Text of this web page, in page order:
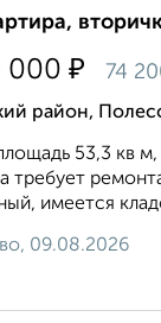
000 ₽ 74
район,
53,3 кв м,
требует
имеется
09.08.2026